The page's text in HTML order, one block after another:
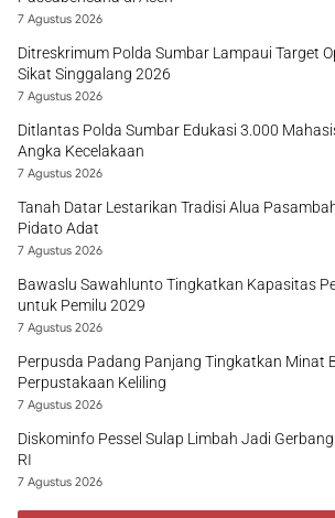
7 Agustus 2026
Ditreskrimum Polda Sumbar Lampaui Target
Sikat Singgalang 2026
7 Agustus 2026
Ditlantas Polda Sumbar Edukasi 3.000
Angka Kecelakaan
7 Agustus 2026
Tanah Datar Lestarikan Tradisi Alua
Pidato Adat
7 Agustus 2026
Bawaslu Sawahlunto Tingkatkan Kapasitas
untuk Pemilu 2029
7 Agustus 2026
Perpusda Padang Panjang Tingkatkan Minat
Perpustakaan Keliling
7 Agustus 2026
Diskominfo Pessel Sulap Limbah Jadi
RI
7 Agustus 2026